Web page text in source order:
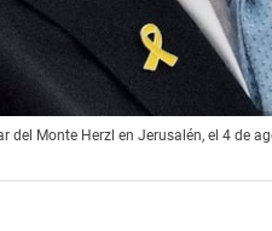
Monte Herzl en Jerusalén, el 4 de